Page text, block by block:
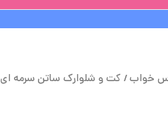
خواب/ کت و شلوارک ساتن سرمه ای
قیمت